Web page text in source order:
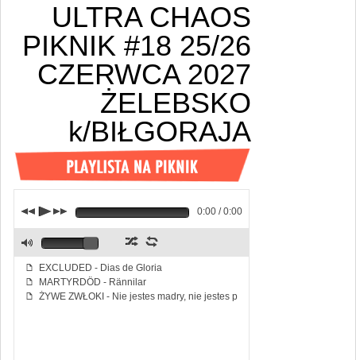
ULTRA CHAOS
PIKNIK #18 25/26
CZERWCA 2027
ŻELEBSKO
k/BIŁGORAJA
p
j k 0:00 / 0:00
f EXCLUDED - Dias de Gloria
f MARTYRDÖD - Rännilar
f ŻYWE ZWŁOKI - Nie jestes madry, nie jestes piekny
M z l